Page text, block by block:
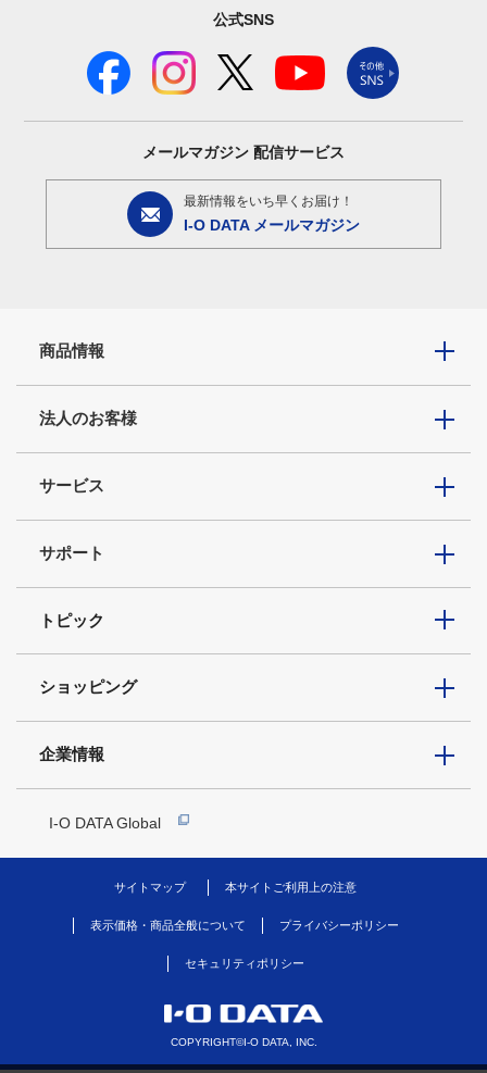
公式SNS
メールマガジン 配信サービス
最新情報をいち早くお届け！
I-O DATA メールマガジン
商品情報
法人のお客様
サービス
サポート
トピック
ショッピング
企業情報
I-O DATA Global
サイトマップ 本サイトご利用上の注意
表示価格・商品全般について プライバシーポリシー
セキュリティポリシー
COPYRIGHT©I-O DATA, INC.